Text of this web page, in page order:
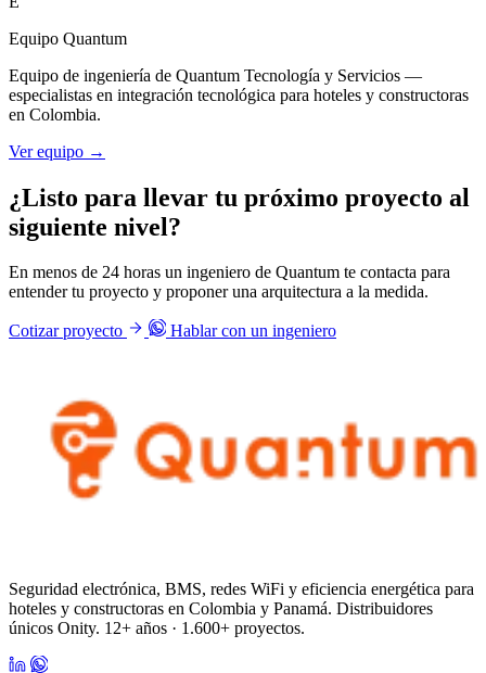
Equipo Quantum
Equipo de ingeniería de Quantum Tecnología y Servicios —
especialistas en integración tecnológica para hoteles y constructoras
en Colombia.
Ver equipo →
¿Listo para llevar tu próximo proyecto al
siguiente nivel?
En menos de 24 horas un ingeniero de Quantum te contacta para
entender tu proyecto y proponer una arquitectura a la medida.
Cotizar proyecto Hablar con un ingeniero
Seguridad electrónica, BMS, redes WiFi y eficiencia energética para
hoteles y constructoras en Colombia y Panamá. Distribuidores
únicos Onity. 12+ años · 1.600+ proyectos.